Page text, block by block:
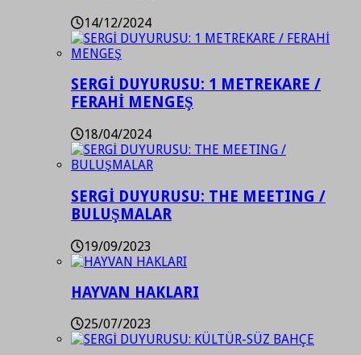
14/12/2024
SERGİ DUYURUSU: 1 METREKARE /
FERAHİ MENGEŞ
18/04/2024
SERGİ DUYURUSU: THE MEETING /
BULUŞMALAR
19/09/2023
HAYVAN HAKLARI
25/07/2023